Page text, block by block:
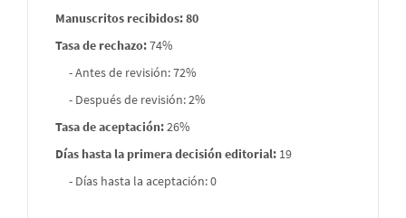
Manuscritos recibidos: 80
Tasa de rechazo:74%
- Antes de revisión: 72%
- Después de revisión: 2%
Tasa de aceptación:26%
Días hasta la primera decisión editorial: 19
- Días hasta la aceptación: 0